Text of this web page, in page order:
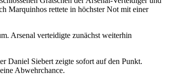
Marquinhos rettete in höchster Not mit einer
Arsenal verteidigte zunächst weiterhin
Daniel Siebert zeigte sofort auf den Punkt.
Abwehrchance.